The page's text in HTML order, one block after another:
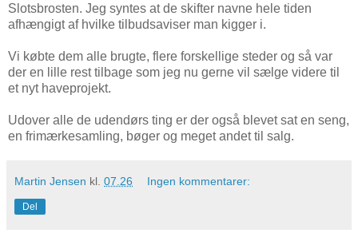
Slotsbrosten. Jeg syntes at de skifter navne hele tiden
afhængigt af hvilke tilbudsaviser man kigger i.
Vi købte dem alle brugte, flere forskellige steder og så var
der en lille rest tilbage som jeg nu gerne vil sælge videre til
et nyt haveprojekt.
Udover alle de udendørs ting er der også blevet sat en seng,
en frimærkesamling, bøger og meget andet til salg.
Martin Jensen kl. 07.26 Ingen kommentarer:
Del